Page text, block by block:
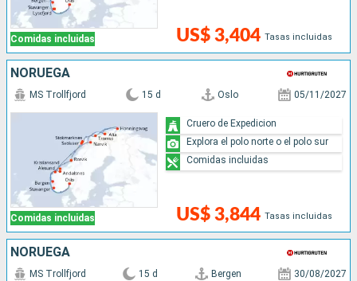
Comidas incluidas US$ 3,404 Tasas incluidas
NORUEGA
Comidas incluidas
MS Trollfjord 15 d Oslo 05/11/2027
US$ 3,844 Tasas incluidas
Cruero de Expedicion
Explora el polo norte o el polo sur
Comidas incluidas
NORUEGA
MS Trollfjord 15 d Bergen 30/08/2027